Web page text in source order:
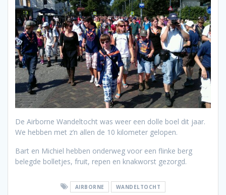
De Airborne Wandeltocht was weer een dolle boel dit jaar.
We hebben met z’n allen de 10 kilometer gelopen.
Bart en Michiel hebben onderweg voor een flinke berg
belegde bolletjes, fruit, repen en knakworst gezorgd.
AIRBORNE WANDELTOCHT